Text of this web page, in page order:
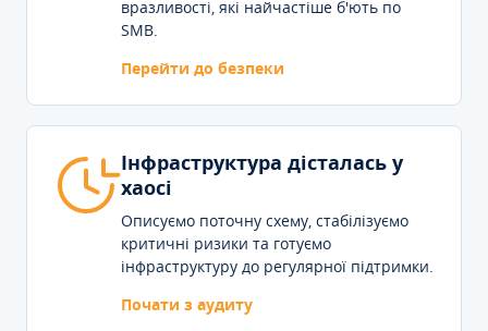
вразливості, які найчастіше б'ють по
SMB.
Перейти до безпеки
Інфраструктура дісталась у
хаосі
Описуємо поточну схему, стабілізуємо
критичні ризики та готуємо
інфраструктуру до регулярної підтримки.
Почати з аудиту